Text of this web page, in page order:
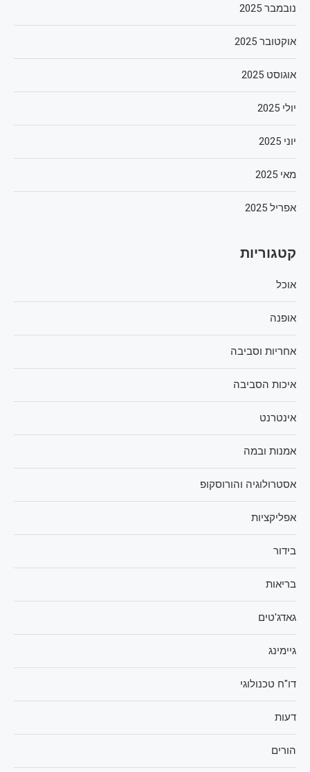
נובמבר 2025
אוקטובר 2025
אוגוסט 2025
יולי 2025
יוני 2025
מאי 2025
אפריל 2025
קטגוריות
אוכל
אופנה
אחריות וסביבה
איכות הסביבה
אינטרנט
אמנות ובמה
אסטרולוגיה והורוסקופ
אפליקציות
בידור
בריאות
גאדג'טים
גיימינג
דו"ח טכנולוגי
דעות
הורים